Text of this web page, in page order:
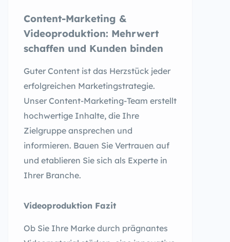
Content-Marketing &
Videoproduktion: Mehrwert
schaffen und Kunden binden
Guter Content ist das Herzstück jeder
erfolgreichen Marketingstrategie.
Unser Content-Marketing-Team erstellt
hochwertige Inhalte, die Ihre
Zielgruppe ansprechen und
informieren. Bauen Sie Vertrauen auf
und etablieren Sie sich als Experte in
Ihrer Branche.
Videoproduktion Fazit
Ob Sie Ihre Marke durch prägnantes